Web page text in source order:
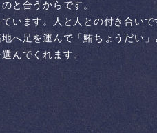
と合うからです。
います。人と人との付き合いで
へ足を運んで「鮪ちょうだい」
んでくれます。